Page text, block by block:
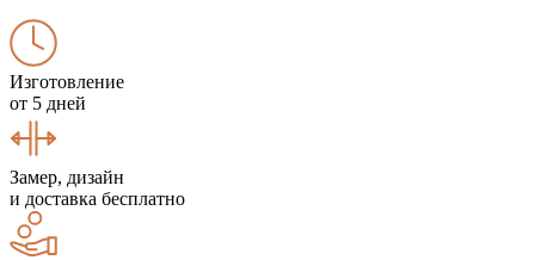
Изготовление
от 5 дней
Замер, дизайн
и доставка бесплатно